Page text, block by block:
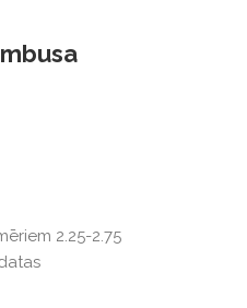
2.25-2.75